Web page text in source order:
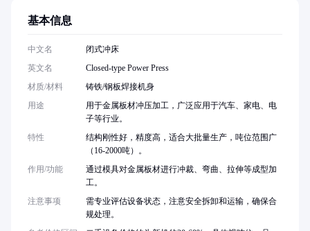
基本信息
中文名
闭式冲床
英文名
Closed-type Power Press
材质/材料
铸铁/钢板焊接机身
用途
用于金属板材冲压加工，广泛应用于汽车、家电、电
子等行业。
特性
结构刚性好，精度高，适合大批量生产，吨位范围广
（16-2000吨）。
作用/功能
通过模具对金属板材进行冲裁、弯曲、拉伸等成型加
工。
注意事项
需专业评估设备状态，注意安全拆卸和运输，确保合
规处理。